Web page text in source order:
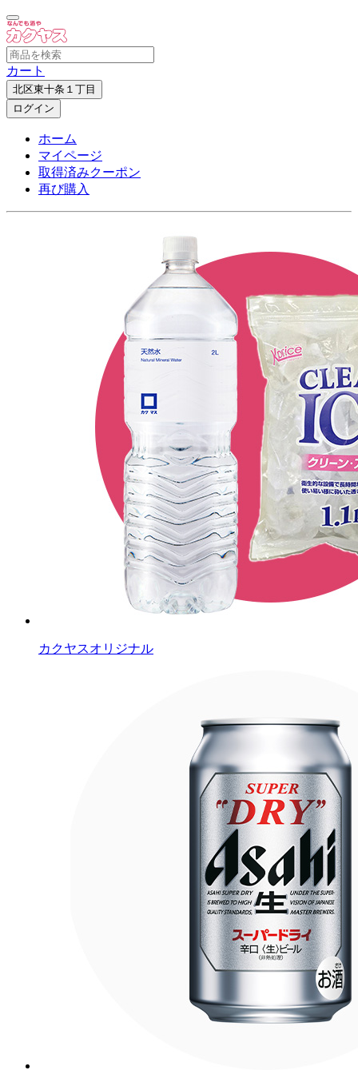
カート
北区東十条１丁目
ログイン
ホーム
マイページ
取得済みクーポン
再び購入
カクヤスオリジナル